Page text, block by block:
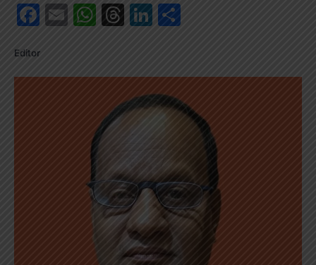
Facebook
EmailWhatsApp
Threads
LinkedIn
Editor